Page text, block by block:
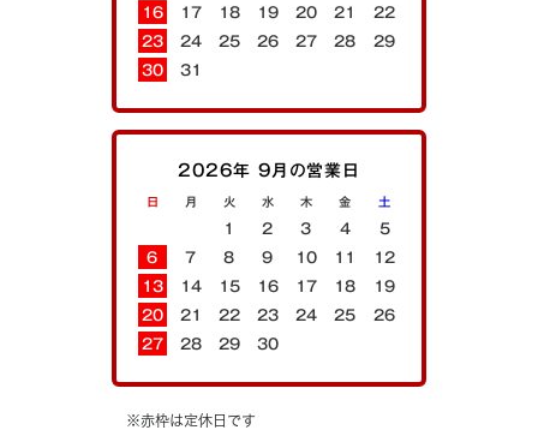
16
17 18 19 20 21
22
23
24 25 26 27 28
29
30
31
2026年 9月の営業日
日 月 火 水 木 金 土
1 2 3 4
5
6
7 8 9 10 11
12
13
14 15 16 17 18
19
20
21 22 23 24 25
26
27
28 29 30
※赤枠は定休日です